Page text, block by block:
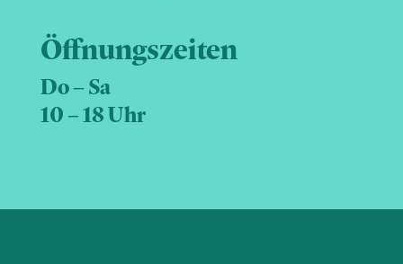
Öffnungszeiten
Do – Sa
10 – 18 Uhr